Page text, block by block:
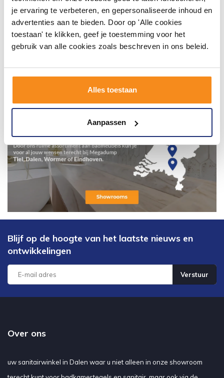
je ervaring te verbeteren, en gepersonaliseerde inhoud en
advertenties aan te bieden. Door op 'Alle cookies
toestaan' te klikken, geef je toestemming voor het
gebruik van alle cookies zoals beschreven in ons beleid.
Alles toestaan
Aanpassen
Blijf op de hoogte van het laatste nieuws en
ontwikkelingen
Verstuur
Over ons
uw sanitairwinkel in Dalen waar u niet alleen in onze showroom